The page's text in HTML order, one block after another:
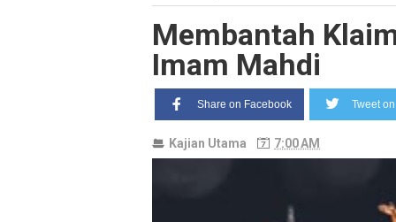
Membantah
Imam Mahdi
Share on Facebook Tweet
Kajian Utama 7:00 AM